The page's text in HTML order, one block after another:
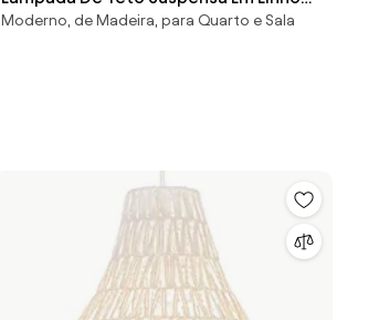
Ziyec Crema & Ø50 Cm - Sklum
Moderno, de Madeira, para Quarto e Sala